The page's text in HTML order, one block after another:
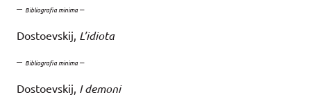
– Bibliografia minima–
Dostoevskij, L’idiota
– Bibliografia minima–
Dostoevskij, I demoni